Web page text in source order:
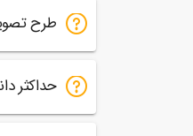
طرح
حداکثر